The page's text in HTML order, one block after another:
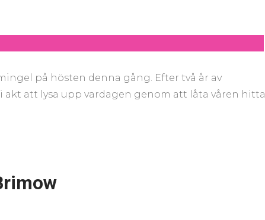
på hösten denna gång. Efter två år av
att lysa upp vardagen genom att låta våren hitta